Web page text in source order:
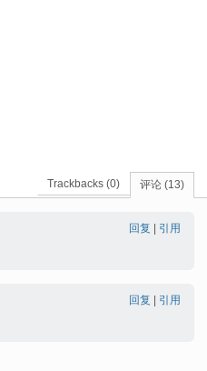
评论 (13)
Trackbacks (0)
回复
引用
回复
引用